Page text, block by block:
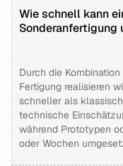
Wie schnell kann
Durch die
Fertigung realisieren
schneller als
technische
während Prototypen
oder Wochen